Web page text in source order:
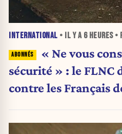
INTERNATIONAL • IL Y A 6 HEURES•
« Ne vous
sécurité » : le FLNC
contre les Français